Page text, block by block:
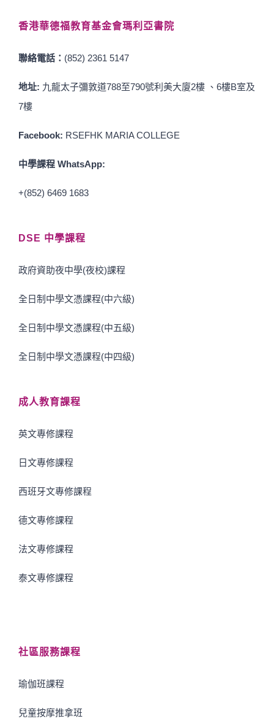
香港華德福教育基金會瑪利亞書院
聯絡電話： (852) 2361 5147
地址: 九龍太子彌敦道788至790號利美大廈2樓 、6樓B室及
7樓
Facebook: RSEFHK MARIA COLLEGE
中學課程 WhatsApp:
+(852) 6469 1683
DSE 中學課程
政府資助夜中學(夜校)課程
全日制中學文憑課程(中六級)
全日制中學文憑課程(中五級)
全日制中學文憑課程(中四級)
成人教育課程
英文專修課程
日文專修課程
西班牙文專修課程
德文專修課程
法文專修課程
泰文專修課程
社區服務課程
瑜伽班課程
兒童按摩推拿班